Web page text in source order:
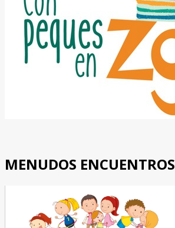
MENUDOS ENCUENTROS